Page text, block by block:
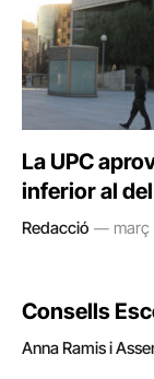
La UPC
inferior al
Redacció març
Consells
Anna Ramis i